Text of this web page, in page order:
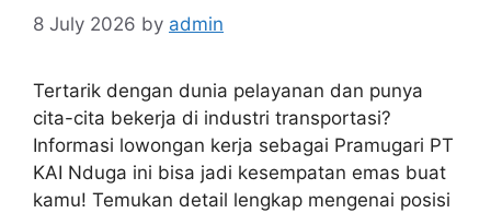
8 July 2026 by admin
Tertarik dengan dunia pelayanan dan punya
cita-cita bekerja di industri transportasi?
Informasi lowongan kerja sebagai Pramugari PT
KAI Nduga ini bisa jadi kesempatan emas buat
kamu! Temukan detail lengkap mengenai posisi